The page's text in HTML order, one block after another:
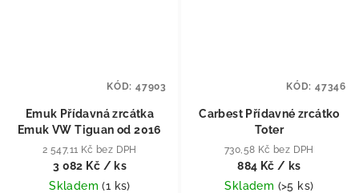
Emuk Přídavná zrcátka
Emuk VW Tiguan od 2016
2 547,11 Kč bez DPH
3 082 Kč / ks
Skladem(1 ks)
KÓD: 47903
Carbest Přídavné zrcátko
Toter
730,58 Kč bez DPH
884 Kč / ks
Skladem (>5 ks)
KÓD: 47346